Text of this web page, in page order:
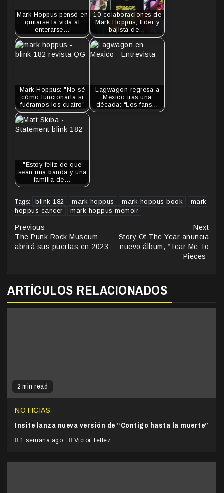
Mark Hoppus pensó en
quitarse la vida al
enterarse…
10 colaboraciones de
Mark Hoppus, líder y
bajista de…
Mark Hoppus: "No sé
cómo funcionaría si
fuéramos los cuatro”
Lagwagon regresa a
México tras una
década: “Los fans…
"Estoy feliz de que
sean una banda y una
familia de…
Tags: blink 182 mark hoppus mark hoppus book
mark
hoppus cancer
mark hoppus memoir
Continue
Reading
Previous
The Punk Rock Museum
abrirá sus puertas en 2023
Next
Story Of The Year anuncia
nuevo álbum, “Tear Me To
Pieces”
ARTÍCULOS RELACIONADOS
2 min read
NOTICIAS
Insite lanza nueva versión de “Contigo hasta la muerte”
1 semana ago Victor Tellez